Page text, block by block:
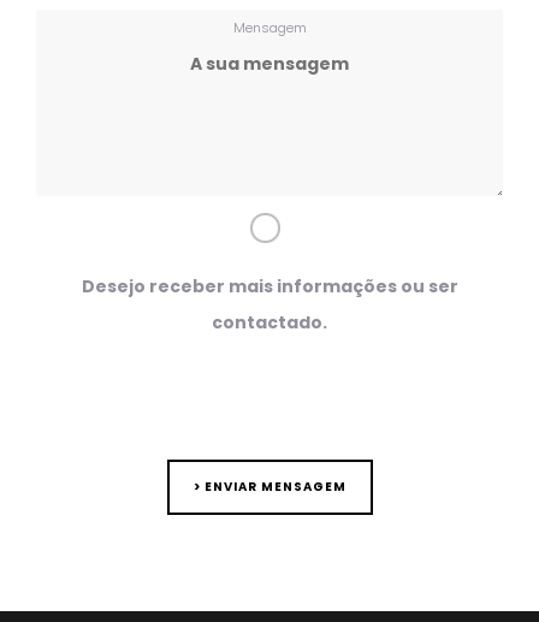
Mensagem
Desejo receber mais informações ou ser
contactado.
> ENVIAR MENSAGEM